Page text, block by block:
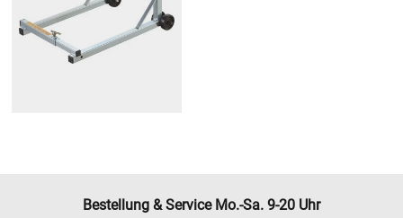
Bestellung & Service Mo.-Sa. 9-20 Uhr